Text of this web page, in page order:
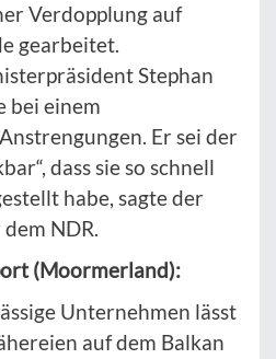
Verdopplung auf
gearbeitet.
Stephan
bei einem
Er sei der
dass sie so schnell
habe, sagte der
NDR.
(Moormerland):
Unternehmen lässt
auf dem Balkan